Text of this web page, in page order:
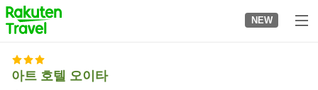
to
top
page
NEW
아트 호텔 오이타